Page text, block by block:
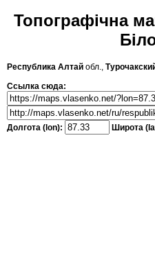
Топографічна
Республика Алтай обл.,
Ссылка сюда:
Долгота (lon): Широта